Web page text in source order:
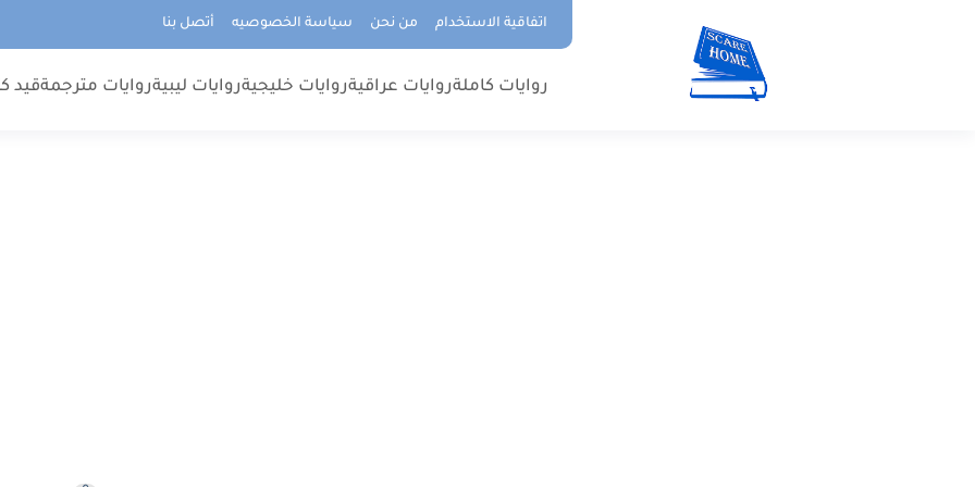
اتفاقية الاستخدام من نحن سياسة الخصوصيه أتصل بنا
روايات كاملةروايات عراقيةروايات خليجيةروايات ليبيةروايات مترجمةقيد